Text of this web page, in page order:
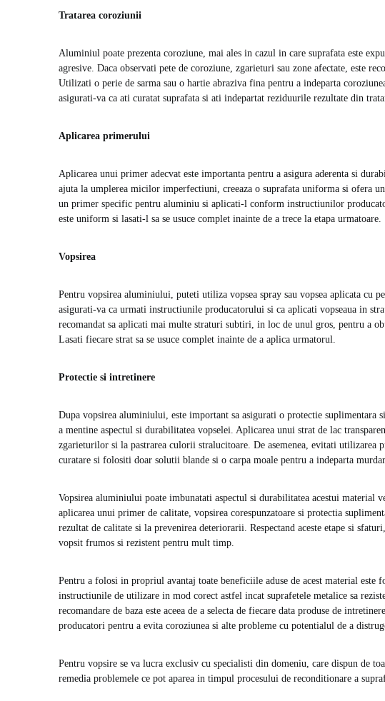
Tratarea coroziunii
Aluminiul poate prezenta coroziune, mai ales in cazul in care suprafata este
agresive. Daca observati pete de coroziune, zgarieturi sau zone afectate, este
Utilizati o perie de sarma sau o hartie abraziva fina pentru a indeparta
asigurati-va ca ati curatat suprafata si ati indepartat reziduurile rezultate din
Aplicarea primerului
Aplicarea unui primer adecvat este importanta pentru a asigura aderenta si
ajuta la umplerea micilor imperfectiuni, creeaza o suprafata uniforma si ofera
un primer specific pentru aluminiu si aplicati-l conform instructiunilor
este uniform si lasati-l sa se usuce complet inainte de a trece la etapa urmatoare.
Vopsirea
Pentru vopsirea aluminiului, puteti utiliza vopsea spray sau vopsea aplicata cu
asigurati-va ca urmati instructiunile producatorului si ca aplicati vopseaua in
recomandat sa aplicati mai multe straturi subtiri, in loc de unul gros, pentru a
Lasati fiecare strat sa se usuce complet inainte de a aplica urmatorul.
Protectie si intretinere
Dupa vopsirea aluminiului, este important sa asigurati o protectie suplimentara
a mentine aspectul si durabilitatea vopselei. Aplicarea unui strat de lac
zgarieturilor si la pastrarea culorii stralucitoare. De asemenea, evitati utilizarea
curatare si folositi doar solutii blande si o carpa moale pentru a indeparta
Vopsirea aluminiului poate imbunatati aspectul si durabilitatea acestui material
aplicarea unui primer de calitate, vopsirea corespunzatoare si protectia
rezultat de calitate si la prevenirea deteriorarii. Respectand aceste etape si
vopsit frumos si rezistent pentru mult timp.
Pentru a folosi in propriul avantaj toate beneficiile aduse de acest material este
instructiunile de utilizare in mod corect astfel incat suprafetele metalice sa
recomandare de baza este aceea de a selecta de fiecare data produse de
producatori pentru a evita coroziunea si alte probleme cu potentialul de a
Pentru vopsire se va lucra exclusiv cu specialisti din domeniu, care dispun de
remedia problemele ce pot aparea in timpul procesului de reconditionare a